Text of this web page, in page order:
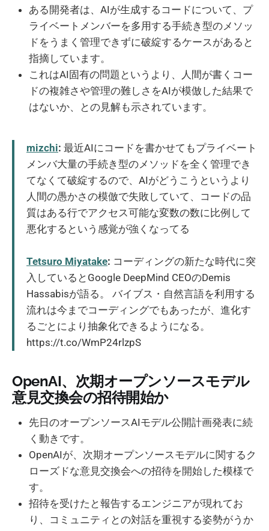
ある開発者は、AIが生成するコードについて、プ
ライベートメンバーを多用する手続き型のメソッ
ドをうまく管理できずに破綻するケースがあると
指摘しています。
これはAI固有の問題というより、人間が書くコー
ドの複雑さや管理の難しさをAIが模倣した結果で
はないか、との見解も示されています。
mizchi: 最近AIにコードを書かせてもプライベート
メンバ大量の手続き型のメソッドを全く管理でき
てなくて破綻するので、AIがどうこうというより
人間の愚かさの模倣で失敗していて、コードの品
質はある行でアクセス可能な変数の数に比例して
悪化するという感覚が強くなってる
Tetsuro Miyatake: コーディングの新たな時代に突
入しているとGoogle DeepMind CEOのDemis
Hassabisが語る。 バイブス・自然言語を利用する
流れは今までコーディングでもあったが、進化す
るごとにより抽象化できるようになる。
https://t.co/WmP24rlzpS
OpenAI、次期オープンソースモデル
意見交換会の招待開始か
先日のオープンソースAIモデル公開計画発表に続
く動きです。
OpenAIが、次期オープンソースモデルに関するク
ローズドな意見交換会への招待を開始した模様で
す。
招待を受けたと報告するエンジニアが現れてお
り、コミュニティとの対話を重視する姿勢がうか